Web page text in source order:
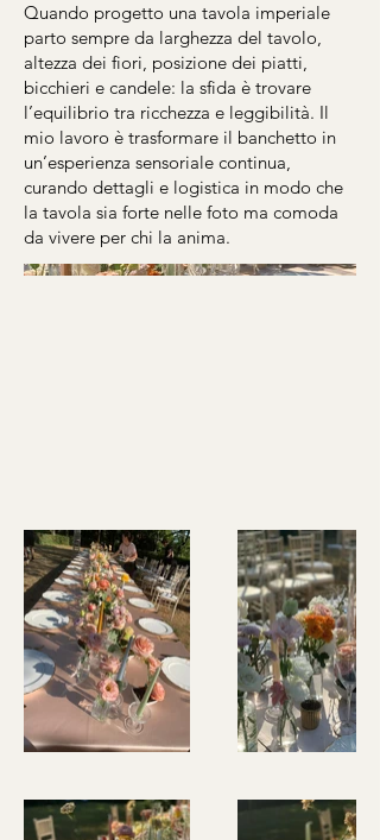
Quando progetto una tavola imperiale
parto sempre da larghezza del tavolo,
altezza dei fiori, posizione dei piatti,
bicchieri e candele: la sfida è trovare
l’equilibrio tra ricchezza e leggibilità. Il
mio lavoro è trasformare il banchetto in
un’esperienza sensoriale continua,
curando dettagli e logistica in modo che
la tavola sia forte nelle foto ma comoda
da vivere per chi la anima.